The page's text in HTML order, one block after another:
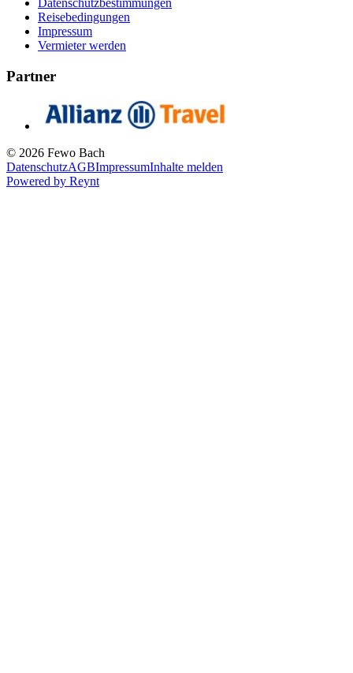
Datenschutzbestimmungen
Reisebedingungen
Impressum
Vermieter werden
Partner
© 2026 Fewo Bach
DatenschutzAGBImpressumInhalte melden
Powered by Reynt